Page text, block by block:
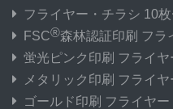
フライヤー・チラシ 10
FSC®森林認証印刷 フラ
蛍光ピンク印刷 フライヤ
メタリック印刷 フライヤ
ゴールド印刷 フライヤー